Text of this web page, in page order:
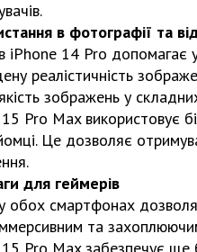
в фотографії та
iPhone 14 Pro допомагає
реалістичність
зображень у
Pro Max використовує
Це дозволяє
для геймерів
обох смартфонах
та